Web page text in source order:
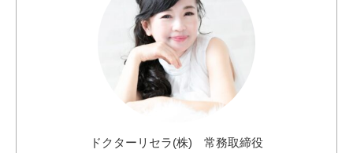
ドクターリセラ(株) 常務取締役